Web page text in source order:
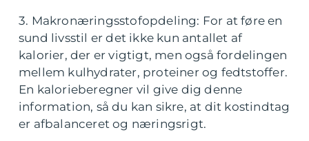
3. Makronæringsstofopdeling: For at føre en
sund livsstil er det ikke kun antallet af
kalorier, der er vigtigt, men også fordelingen
mellem kulhydrater, proteiner og fedtstoffer.
En kalorieberegner vil give dig denne
information, så du kan sikre, at dit kostindtag
er afbalanceret og næringsrigt.